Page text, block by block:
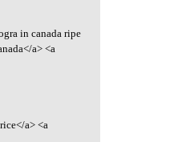
in canada ripe
a> <a
a> <a